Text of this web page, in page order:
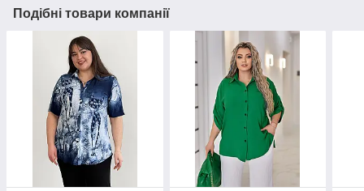
Подібні товари компанії